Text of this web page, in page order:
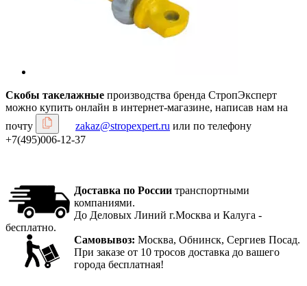
Скобы такелажные производства бренда СтропЭксперт
можно купить онлайн в интернет-магазине, написав нам на
почту
zakaz@stropexpert.ru или по телефону
+7(495)006-12-37
Доставка по России транспортными
компаниями.
До Деловых Линий г.Москва и Калуга -
бесплатно.
Самовывоз: Москва, Обнинск, Сергиев Посад.
При заказе от 10 тросов доставка до вашего
города бесплатная!